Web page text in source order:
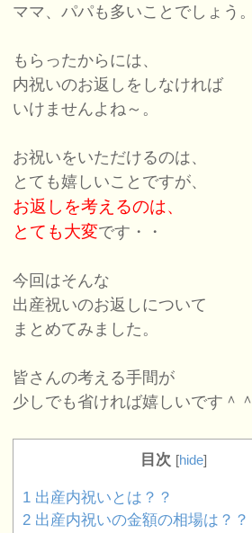
ママ、パパも多いことでしょう。
もらったからには、
内祝いのお返しをしなければ
いけませんよね～。
お祝いをいただけるのは、
とても嬉しいことですが、
お返しを考えるのは、
とても大変です・・
今回はそんな
出産祝いのお返しについて
まとめてみました。
皆さんの考える手間が
少しでも省ければ嬉しいです＾＾
目次 [hide]
1 出産内祝いとは？？
2 出産内祝いの金額の相場は？？